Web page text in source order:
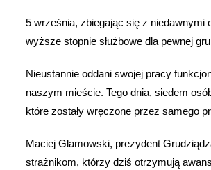
5 września, zbiegając się z niedawnymi
wyższe stopnie służbowe dla pewnej
Nieustannie oddani swojej pracy
naszym mieście. Tego dnia, siedem
które zostały wręczone przez samego
Maciej Glamowski, prezydent
strażnikom, którzy dziś otrzymują